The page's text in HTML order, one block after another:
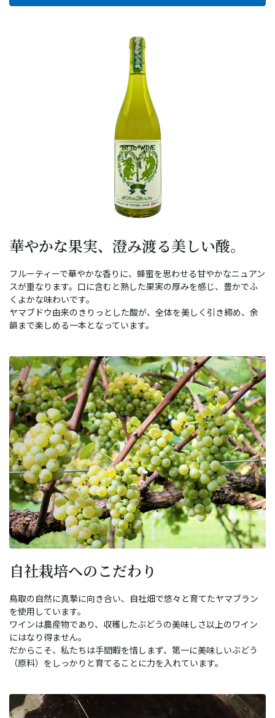
華やかな果実、澄み渡る美しい酸。
フルーティーで華やかな香りに、蜂蜜を思わせる甘やかなニュアン
スが重なります。口に含むと熟した果実の厚みを感じ、豊かでふ
くよかな味わいです。
ヤマブドウ由来のきりっとした酸が、全体を美しく引き締め、余
韻まで楽しめる一本となっています。
自社栽培へのこだわり
鳥取の自然に真摯に向き合い、自社畑で悠々と育てたヤマブラン
を使用しています。
ワインは農産物であり、収穫したぶどうの美味しさ以上のワイン
にはなり得ません。
だからこそ、私たちは手間暇を惜しまず、第一に美味しいぶどう
（原料）をしっかりと育てることに力を入れています。